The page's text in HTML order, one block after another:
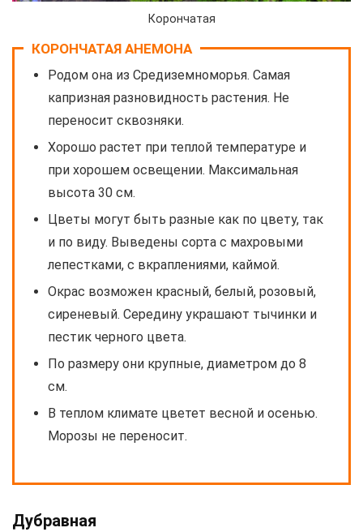
Корончатая
КОРОНЧАТАЯ АНЕМОНА
Родом она из Средиземноморья. Самая
капризная разновидность растения. Не
переносит сквозняки.
Хорошо растет при теплой температуре и
при хорошем освещении. Максимальная
высота 30 см.
Цветы могут быть разные как по цвету, так
и по виду. Выведены сорта с махровыми
лепестками, с вкраплениями, каймой.
Окрас возможен красный, белый, розовый,
сиреневый. Середину украшают тычинки и
пестик черного цвета.
По размеру они крупные, диаметром до 8
см.
В теплом климате цветет весной и осенью.
Морозы не переносит.
Дубравная